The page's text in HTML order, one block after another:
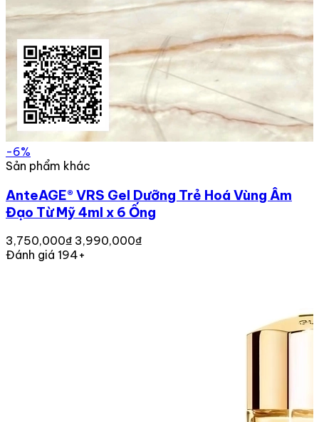
-6%
Sản phẩm khác
AnteAGE® VRS Gel Dưỡng Trẻ Hoá Vùng Âm
Đạo Từ Mỹ 4ml x 6 Ống
3,750,000₫ 3,990,000₫
Đánh giá 194+